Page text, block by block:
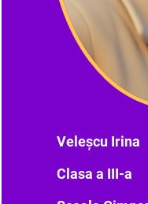
Veleșcu Irina
Clasa a III-a